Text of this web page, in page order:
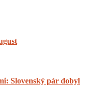
Slovenský pár dobyl